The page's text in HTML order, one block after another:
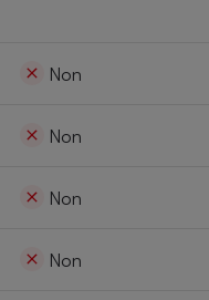
Non
Non
Non
Non